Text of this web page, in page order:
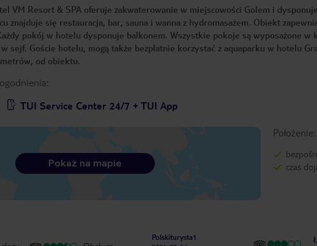
VM Resort & SPA oferuje zakwaterowanie w miejscowości Golem i
znajduje się restauracja, bar, sauna i wanna z hydromasażem. Obiekt
pokój w hotelu dysponuje balkonem. Wszystkie pokoje są wyposażone w
sejf. Goście hotelu, mogą także bezpłatnie korzystać z aquaparku w hotelu
od obiektu.
TUI Service Center 24/7 + TUI App
Położenie:
czas
Pokaż na mapie
Polskiturysta1